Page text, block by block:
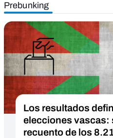
Prebunking
Los resultados
elecciones vascas:
recuento de los